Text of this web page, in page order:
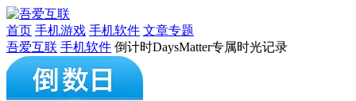
首页 手机游戏 手机软件 文章专题
吾爱互联 手机软件 倒计时DaysMatter专属时光记录